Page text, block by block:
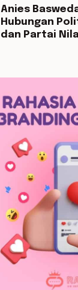
Anies
Hubungan
dan Partai